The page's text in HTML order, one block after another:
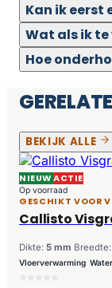
Kan ik eerst
Wat als ik
Hoe
BEKIJK ALLE
NIEUWACTIE
Op voorraad
GESCHIKT VOOR
Callisto
Dikte: 5 mm Breedte:
Vloerverwarming